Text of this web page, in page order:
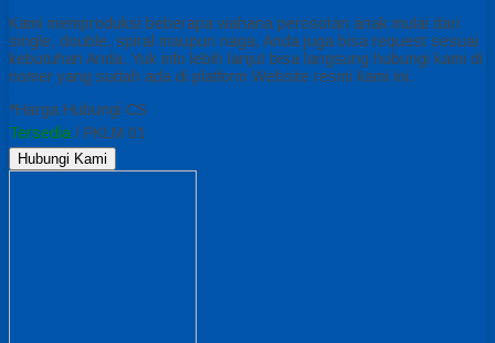
Kami memproduksi beberapa wahana perosotan anak mulai dari
single, double, spiral maupun naga, Anda juga bisa request sesuai
kebutuhan Anda. Yuk info lebih lanjut bisa langsung hubungi kami di
nomer yang sudah ada di platform Website resmi kami ini.
*Harga Hubungi CS
Tersedia / PKLM 01
Hubungi Kami